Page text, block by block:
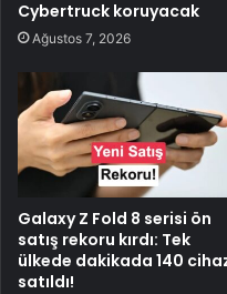
Cybertruck koruyacak
Ağustos 7, 2026
Galaxy Z Fold 8 serisi ön
satış rekoru kırdı: Tek
ülkede dakikada 140
satıldı!